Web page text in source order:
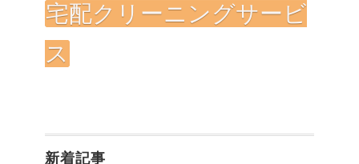
宅配クリーニングサービ
ス
新着記事